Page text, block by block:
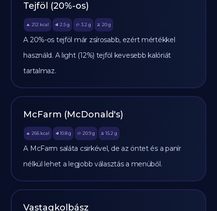
Tejföl (20%-os)
🔥 212 kcal 🥩 2.5 g 🥔 3.2 g 🫒 20 g
A 20%-os tejföl már zsírosabb, ezért mértékkel
használd. A light (12%) tejföl kevesebb kalóriát
tartalmaz.
McFarm (McDonald's)
🔥 266 kcal 🥩 10.8 g 🥔 20.9g 🫒 15.2 g
A McFarm saláta csirkével, de az öntet és a panír
nélkül lehet a legjobb választás a menüből.
Vastagkolbász